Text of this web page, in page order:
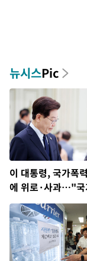
뉴시스Pic
이 대통령, 국가폭
에 위로·사과…"국
지고 치유"